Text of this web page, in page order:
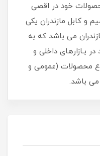
خود در اقصی
و کابل مازندران یکی
می باشد که به
بـازارهای داخلی و
محصولات (عمومی و
باشد.